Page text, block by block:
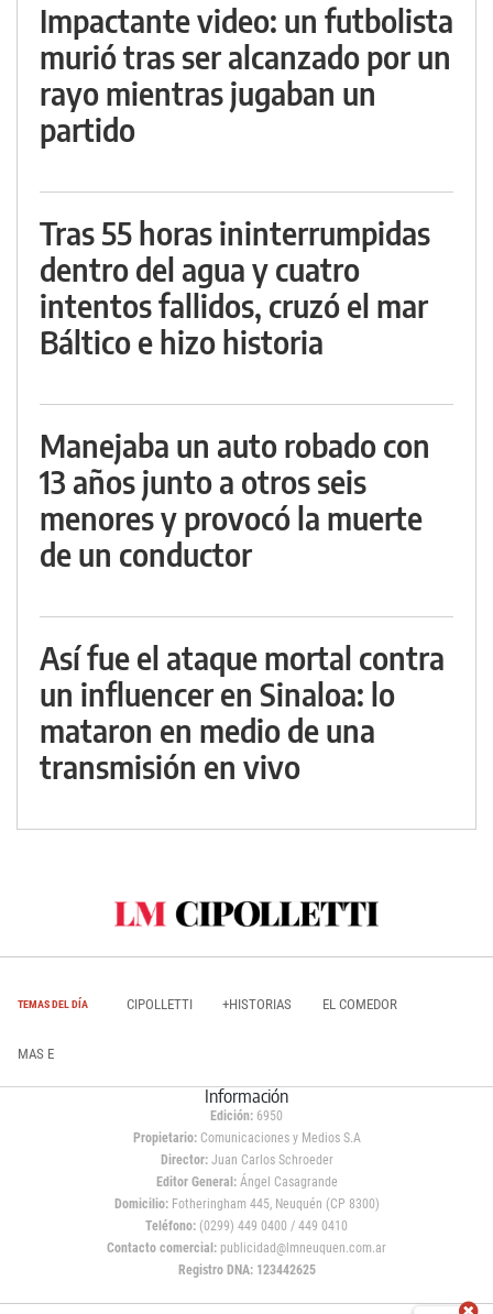
Impactante video: un futbolista
murió tras ser alcanzado por un
rayo mientras jugaban un
partido
Tras 55 horas ininterrumpidas
dentro del agua y cuatro
intentos fallidos, cruzó el mar
Báltico e hizo historia
Manejaba un auto robado con
13 años junto a otros seis
menores y provocó la muerte
de un conductor
Así fue el ataque mortal contra
un influencer en Sinaloa: lo
mataron en medio de una
transmisión en vivo
TEMAS DEL DÍA CIPOLLETTI +HISTORIAS EL COMEDOR
MAS E
Información
Edición: 6950
Propietario:Comunicaciones y Medios S.A
Director: Juan Carlos Schroeder
Editor General:Ángel Casagrande
Domicilio:Fotheringham 445, Neuquén (CP 8300)
Teléfono: (0299) 449 0400 / 449 0410
Contacto comercial: publicidad@lmneuquen.com.ar
Registro DNA: 123442625